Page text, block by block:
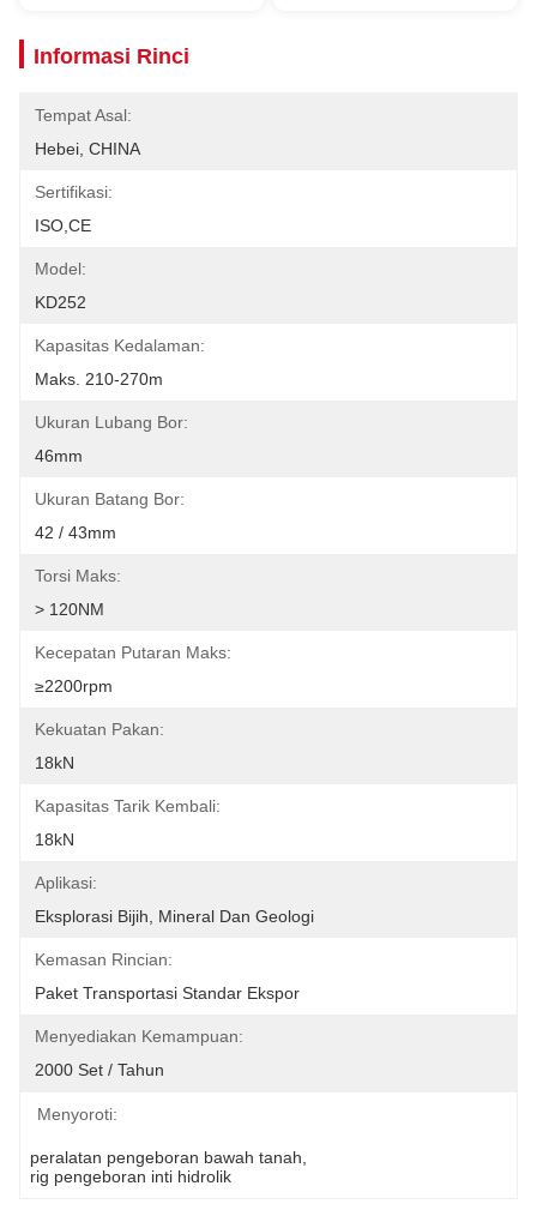
Informasi Rinci
Tempat Asal:
Hebei, CHINA
Sertifikasi:
ISO,CE
Model:
KD252
Kapasitas Kedalaman:
Maks. 210-270m
Ukuran Lubang Bor:
46mm
Ukuran Batang Bor:
42 / 43mm
Torsi Maks:
> 120NM
Kecepatan Putaran Maks:
≥2200rpm
Kekuatan Pakan:
18kN
Kapasitas Tarik Kembali:
18kN
Aplikasi:
Eksplorasi Bijih, Mineral Dan Geologi
Kemasan Rincian:
Paket Transportasi Standar Ekspor
Menyediakan Kemampuan:
2000 Set / Tahun
Menyoroti:
peralatan pengeboran bawah tanah
rig pengeboran inti hidrolik